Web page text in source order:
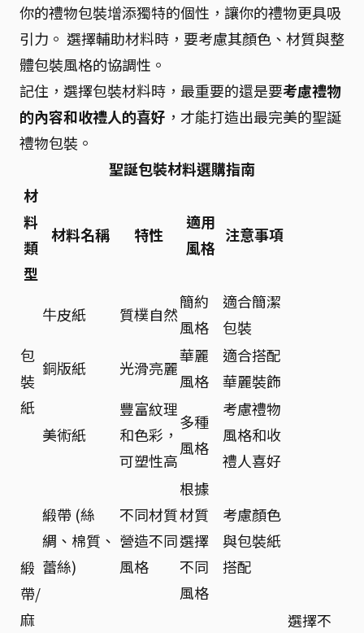
你的禮物包裝增添獨特的個性，讓你的禮物更具吸
引力。 選擇輔助材料時，要考慮其顏色、材質與整
體包裝風格的協調性。
記住，選擇包裝材料時，最重要的還是要考慮禮物
的內容和收禮人的喜好 ，才能打造出最完美的聖誕
禮物包裝。
聖誕包裝材料選購指南
材
料
類
型
材料名稱 特性
適用
風格
注意事項
包
裝
紙
牛皮紙 質樸自然
簡約
風格
適合簡潔
包裝
銅版紙
光滑亮麗
華麗
風格
適合搭配
華麗裝飾
美術紙
豐富紋理
和色彩，
可塑性高
多種
風格
考慮禮物
風格和收
禮人喜好
緞
帶/
麻
緞帶 (絲
綢、棉質、
蕾絲)
不同材質
營造不同
風格
根據
材質
選擇
不同
風格
考慮顏色
與包裝紙
搭配
選擇不